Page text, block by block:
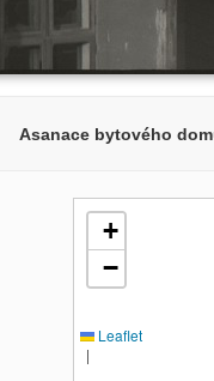
Asanace bytového
+
−
Leaflet
|